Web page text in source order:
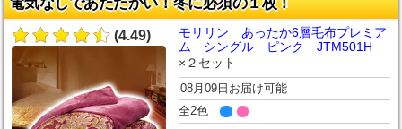
電気なしであたたかい！冬に必須の１枚！
(4.49)
モリリン あったか6層毛布プレミア
ム シングル ピンク JTM501H
×２セット
08月09日お届け可能
全2色